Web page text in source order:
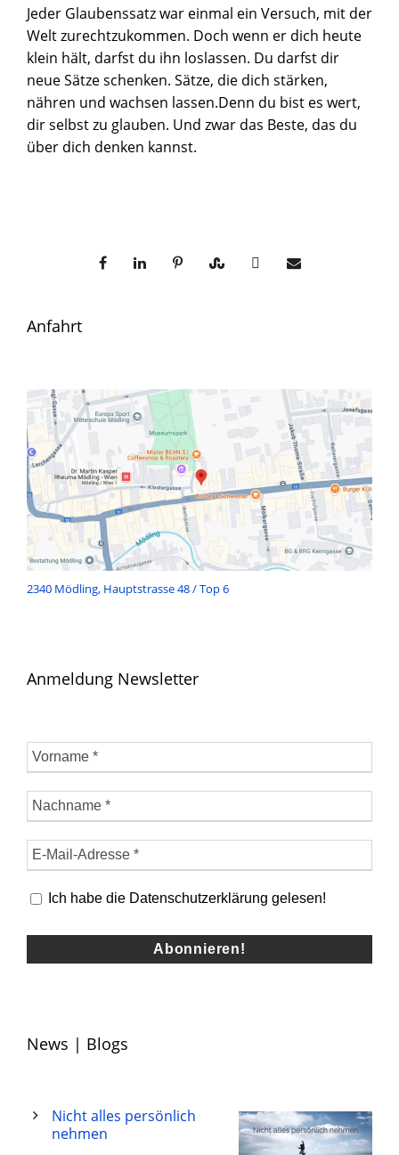
Jeder Glaubenssatz war einmal ein Versuch, mit der
Welt zurechtzukommen. Doch wenn er dich heute
klein hält, darfst du ihn loslassen. Du darfst dir
neue Sätze schenken. Sätze, die dich stärken,
nähren und wachsen lassen.Denn du bist es wert,
dir selbst zu glauben. Und zwar das Beste, das du
über dich denken kannst.
Anfahrt
2340 Mödling, Hauptstrasse 48 / Top 6
Anmeldung Newsletter
Ich habe die Datenschutzerklärung gelesen!
News | Blogs
Nicht alles persönlich
nehmen